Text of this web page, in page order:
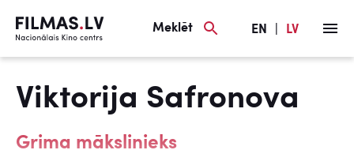
Meklēt EN LV
Viktorija Safronova
Grima mākslinieks